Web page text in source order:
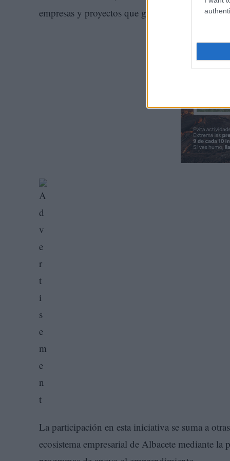
empresas y proyectos que generan riqueza y
La participación en esta iniciativa se suma a
ecosistema empresarial de Albacete mediante